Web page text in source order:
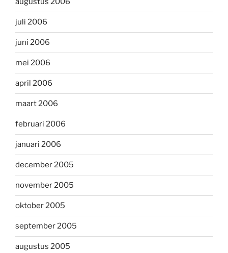
juli 2006
juni 2006
mei 2006
april 2006
maart 2006
februari 2006
januari 2006
december 2005
november 2005
oktober 2005
september 2005
augustus 2005